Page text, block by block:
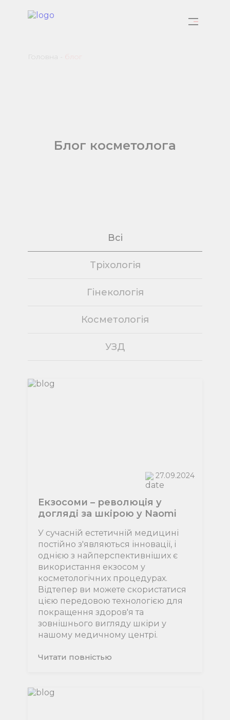
Головна блог
Блог косметолога
Всi
Tрiхологiя
Гiнекологiя
Косметологiя
УЗД
27.09.2024
Екзосоми – революція у
догляді за шкірою у Naomi
У сучасній естетичній медицині
постійно з'являються інновації, і
однією з найперспективніших є
використання екзосом у
косметологічних процедурах.
Відтепер ви можете скористатися
цією передовою технологією для
покращення здоров'я та
зовнішнього вигляду шкіри у
нашому медичному центрі.
Читати повнiстью